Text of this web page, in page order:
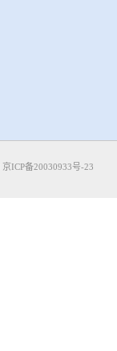
京ICP备20030933号-23